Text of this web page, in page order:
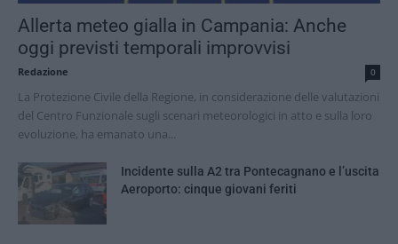
Allerta meteo gialla in Campania: Anche
oggi previsti temporali improvvisi
Redazione 0
La Protezione Civile della Regione, in considerazione delle valutazioni
del Centro Funzionale sugli scenari meteorologici in atto e sulla loro
evoluzione, ha emanato una...
Incidente sulla A2 tra Pontecagnano e l’uscita
Aeroporto: cinque giovani feriti